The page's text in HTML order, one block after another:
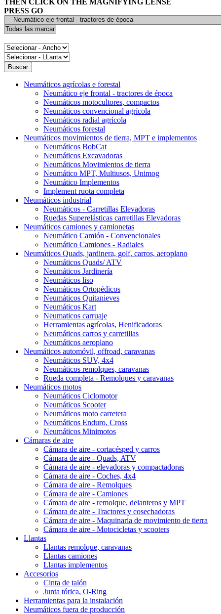
THEN CLICK ON THE MAGNIFYING LENSE
PRESS GO
Neumáticos agrícolas e forestal
Neumático eje frontal - tractores de época
Neumáticos motocultores, compactos
Neumáticos convencional agrícola
Neumáticos radial agrícola
Neumáticos forestal
Neumáticos movimientos de tierra, MPT e implementos
Neumáticos BobCat
Neumáticos Excavadoras
Neumáticos Movimientos de tierra
Neumático MPT, Multiusos, Unimog
Neumático Implementos
Implement ruota completa
Neumáticos industrial
Neumáticos - Carretillas Elevadoras
Ruedas Superelásticas carretillas Elevadoras
Neumáticos camiones y camionetas
Neumático Camión - Convencionales
Neumático Camiones - Radiales
Neumáticos Quads, jardinera, golf, carros, aeroplano
Neumáticos Quads/ ATV
Neumáticos Jardinería
Neumáticos liso
Neumáticos Ortopédicos
Neumáticos Quitanieves
Neumáticos Kart
Neumaticos carruaje
Herramientas agrícolas, Henificadoras
Neumáticos carros y carretillas
Neumáticos aeroplano
Neumáticos automóvil, offroad, caravanas
Neumáticos SUV, 4x4
Neumáticos remolques, caravanas
Rueda completa - Remolques y caravanas
Neumáticos motos
Neumáticos Ciclomotor
Neumáticos Scooter
Neumáticos moto carretera
Neumáticos Enduro, Cross
Neumáticos Minimotos
Cámaras de aire
Cámara de aire - cortacésped y carros
Cámara de aire - Quads, ATV
Cámara de aire - elevadoras y compactadoras
Cámara de aire - Coches, 4x4
Cámara de aire - Remolques
Cámara de aire - Camiones
Cámara de aire - remolque, delanteros y MPT
Cámara de aire - Tractores y cosechadoras
Cámara de aire - Maquinaria de movimiento de tierra
Cámara de aire - Motocicletas y scooters
Llantas
Llantas remolque, caravanas
Llantas camiones
Llantas implementos
Accesorios
Cinta de talón
Junta tórica, O-Ring
Herramientas para la instalación
Neumáticos fuera de producción